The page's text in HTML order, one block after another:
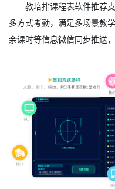
教培排课程表软件推荐
多方式考勤，满足多场景教
余课时等信息微信同步推送